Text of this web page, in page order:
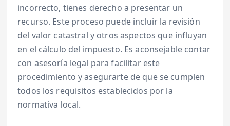
incorrecto, tienes derecho a presentar un
recurso. Este proceso puede incluir la revisión
del valor catastral y otros aspectos que influyan
en el cálculo del impuesto. Es aconsejable contar
con asesoría legal para facilitar este
procedimiento y asegurarte de que se cumplen
todos los requisitos establecidos por la
normativa local.